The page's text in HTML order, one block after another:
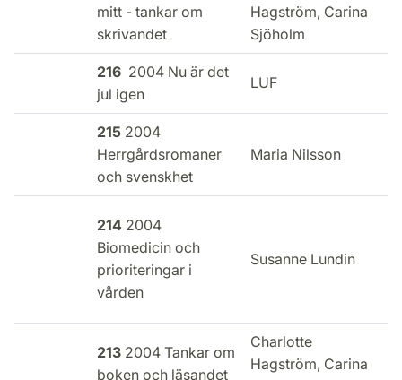
mitt - tankar om
skrivandet
Hagström, Carina
Sjöholm
216 2004 Nu är det
jul igen
LUF
215 2004
Herrgårdsromaner
och svenskhet
Maria Nilsson
214 2004
Biomedicin och
prioriteringar i
vården
Susanne Lundin
213 2004 Tankar om
boken och läsandet
Charlotte
Hagström, Carina